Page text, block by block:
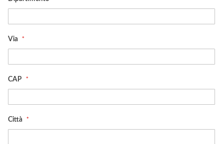
Via
CAP
Città